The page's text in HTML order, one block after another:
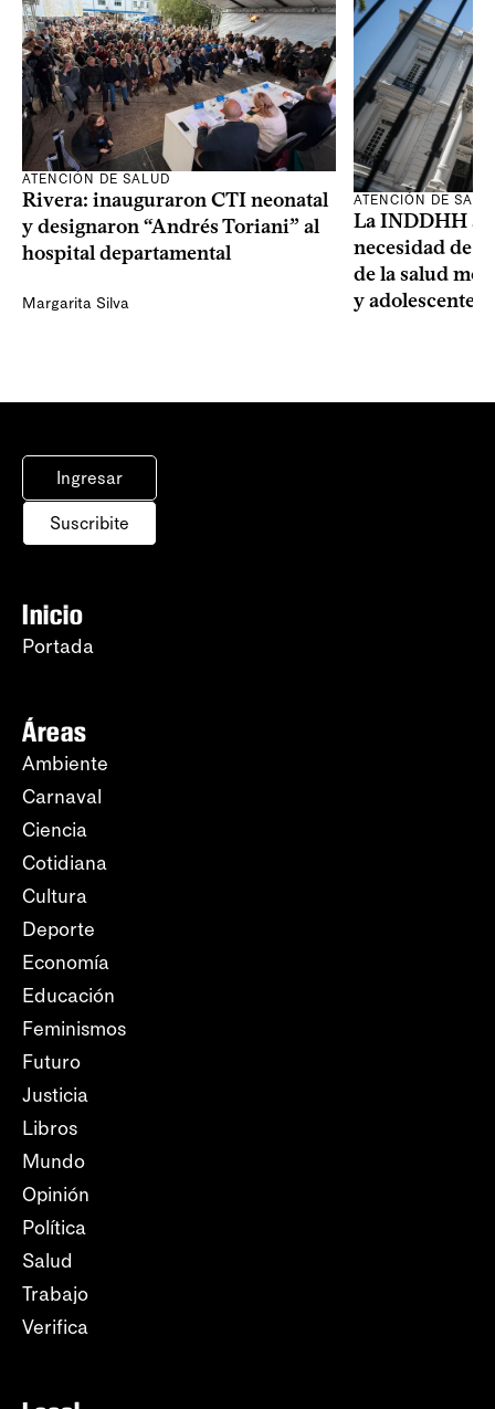
ATENCIÓN DE SALUD
Rivera: inauguraron CTI neonatal
y designaron “Andrés Toriani” al
hospital departamental
Margarita Silva
ATENCIÓN DE
La INDDHH
necesidad de
de la salud
y adolescentes
Ingresar
Suscribite
Inicio
Portada
Áreas
Ambiente
Carnaval
Ciencia
Cotidiana
Cultura
Deporte
Economía
Educación
Feminismos
Futuro
Justicia
Libros
Mundo
Opinión
Política
Salud
Trabajo
Verifica